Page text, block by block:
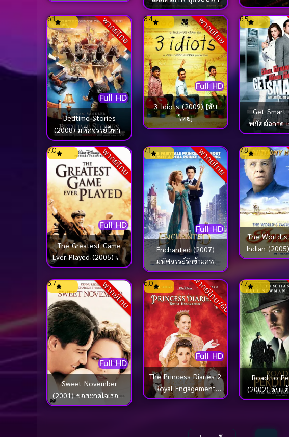
พากย์ไทย
Full HD
6.1
Bedtime Stories
(2008) มหัศจรรย์นิทาน
ก่อนนอน
พากย์ไทย
Full HD
8.4
3 Idiots (2009) [ซับ
ไทย]
6.5
Get Smart
พยัคฆ์ฉลาด เ
พากย์ไทย
Full HD
7.0
The Greatest Game
Ever Played (2005) เกม
ยิ่งใหญ่…ชัยชนะเหนือ
ความฝัน
พากย์ไทย
Full HD
7.1
Enchanted (2007)
มหัศจรรย์รักข้ามภพ
7.8
The World
Indian
แรงเกิ
พากย์ไทย
Full HD
6.7
Sweet November
(2001) ขอสะกดใจเธอชั่ว
นิรันดร์
พากย์ไทย/ซับ
Full HD
6.0
The Princess Diaries 2
Royal Engagement
(2004) บันทึกรักเจ้าหญิง
7.7
Road to
(2002) ดับแ
เพชฌ